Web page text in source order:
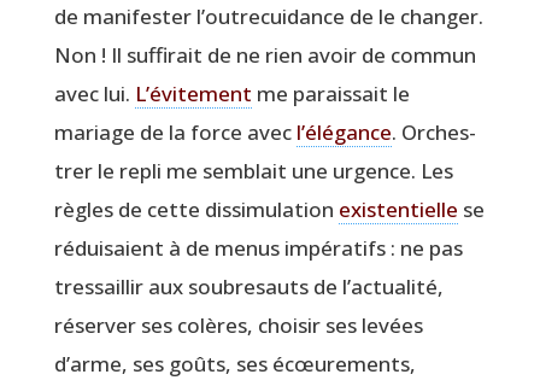
de mani­fes­ter l’ou­tre­cui­dance de le chan­ger.
Non ! Il suf­fi­rait de ne rien avoir de com­mun
avec lui. L’é­vi­te­ment me parais­sait le
mariage de la force avec l’é­lé­gance. Orches­
trer le repli me sem­blait une urgence. Les
règles de cette dis­si­mu­la­tion exis­ten­tielle se
rédui­saient à de menus impé­ra­tifs : ne pas
tres­saillir aux sou­bre­sauts de l’ac­tua­li­té,
réser­ver ses colères, choi­sir ses levées
d’arme, ses goûts, ses écœu­re­ments,